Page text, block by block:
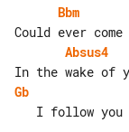
Bbm
Absus4
Gb